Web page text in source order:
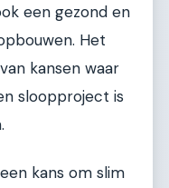
een gezond en
Het
kansen waar
sloopproject is
kans om slim